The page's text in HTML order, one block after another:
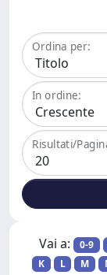
Ordina per:
In ordine:
Risultati/
Vai a: 0-9
K
L M